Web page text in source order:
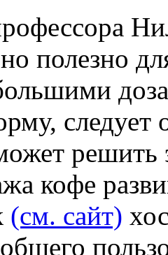
полезно
следует
решить
кофе
(см. сайт)